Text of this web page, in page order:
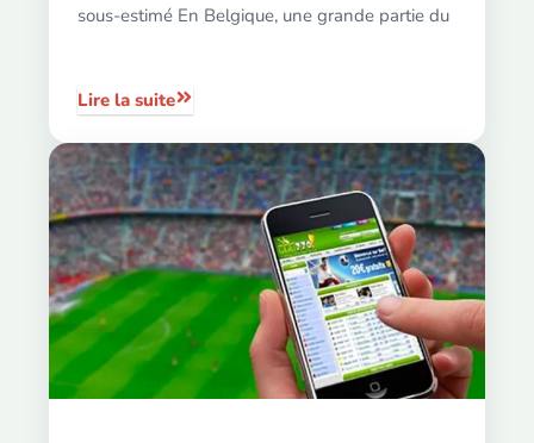
sous-estimé En Belgique, une grande partie du
Lire la suite